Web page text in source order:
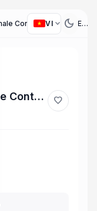
Content Creator nữ (Female Content Creator), Editor quay bằng điện thoại (Mobile Video Editor)
VI expand_more dark_mode
Content Creator nữ (Female Content Creator), Editor quay bằng điện thoại (Mobile Video Editor) favorite